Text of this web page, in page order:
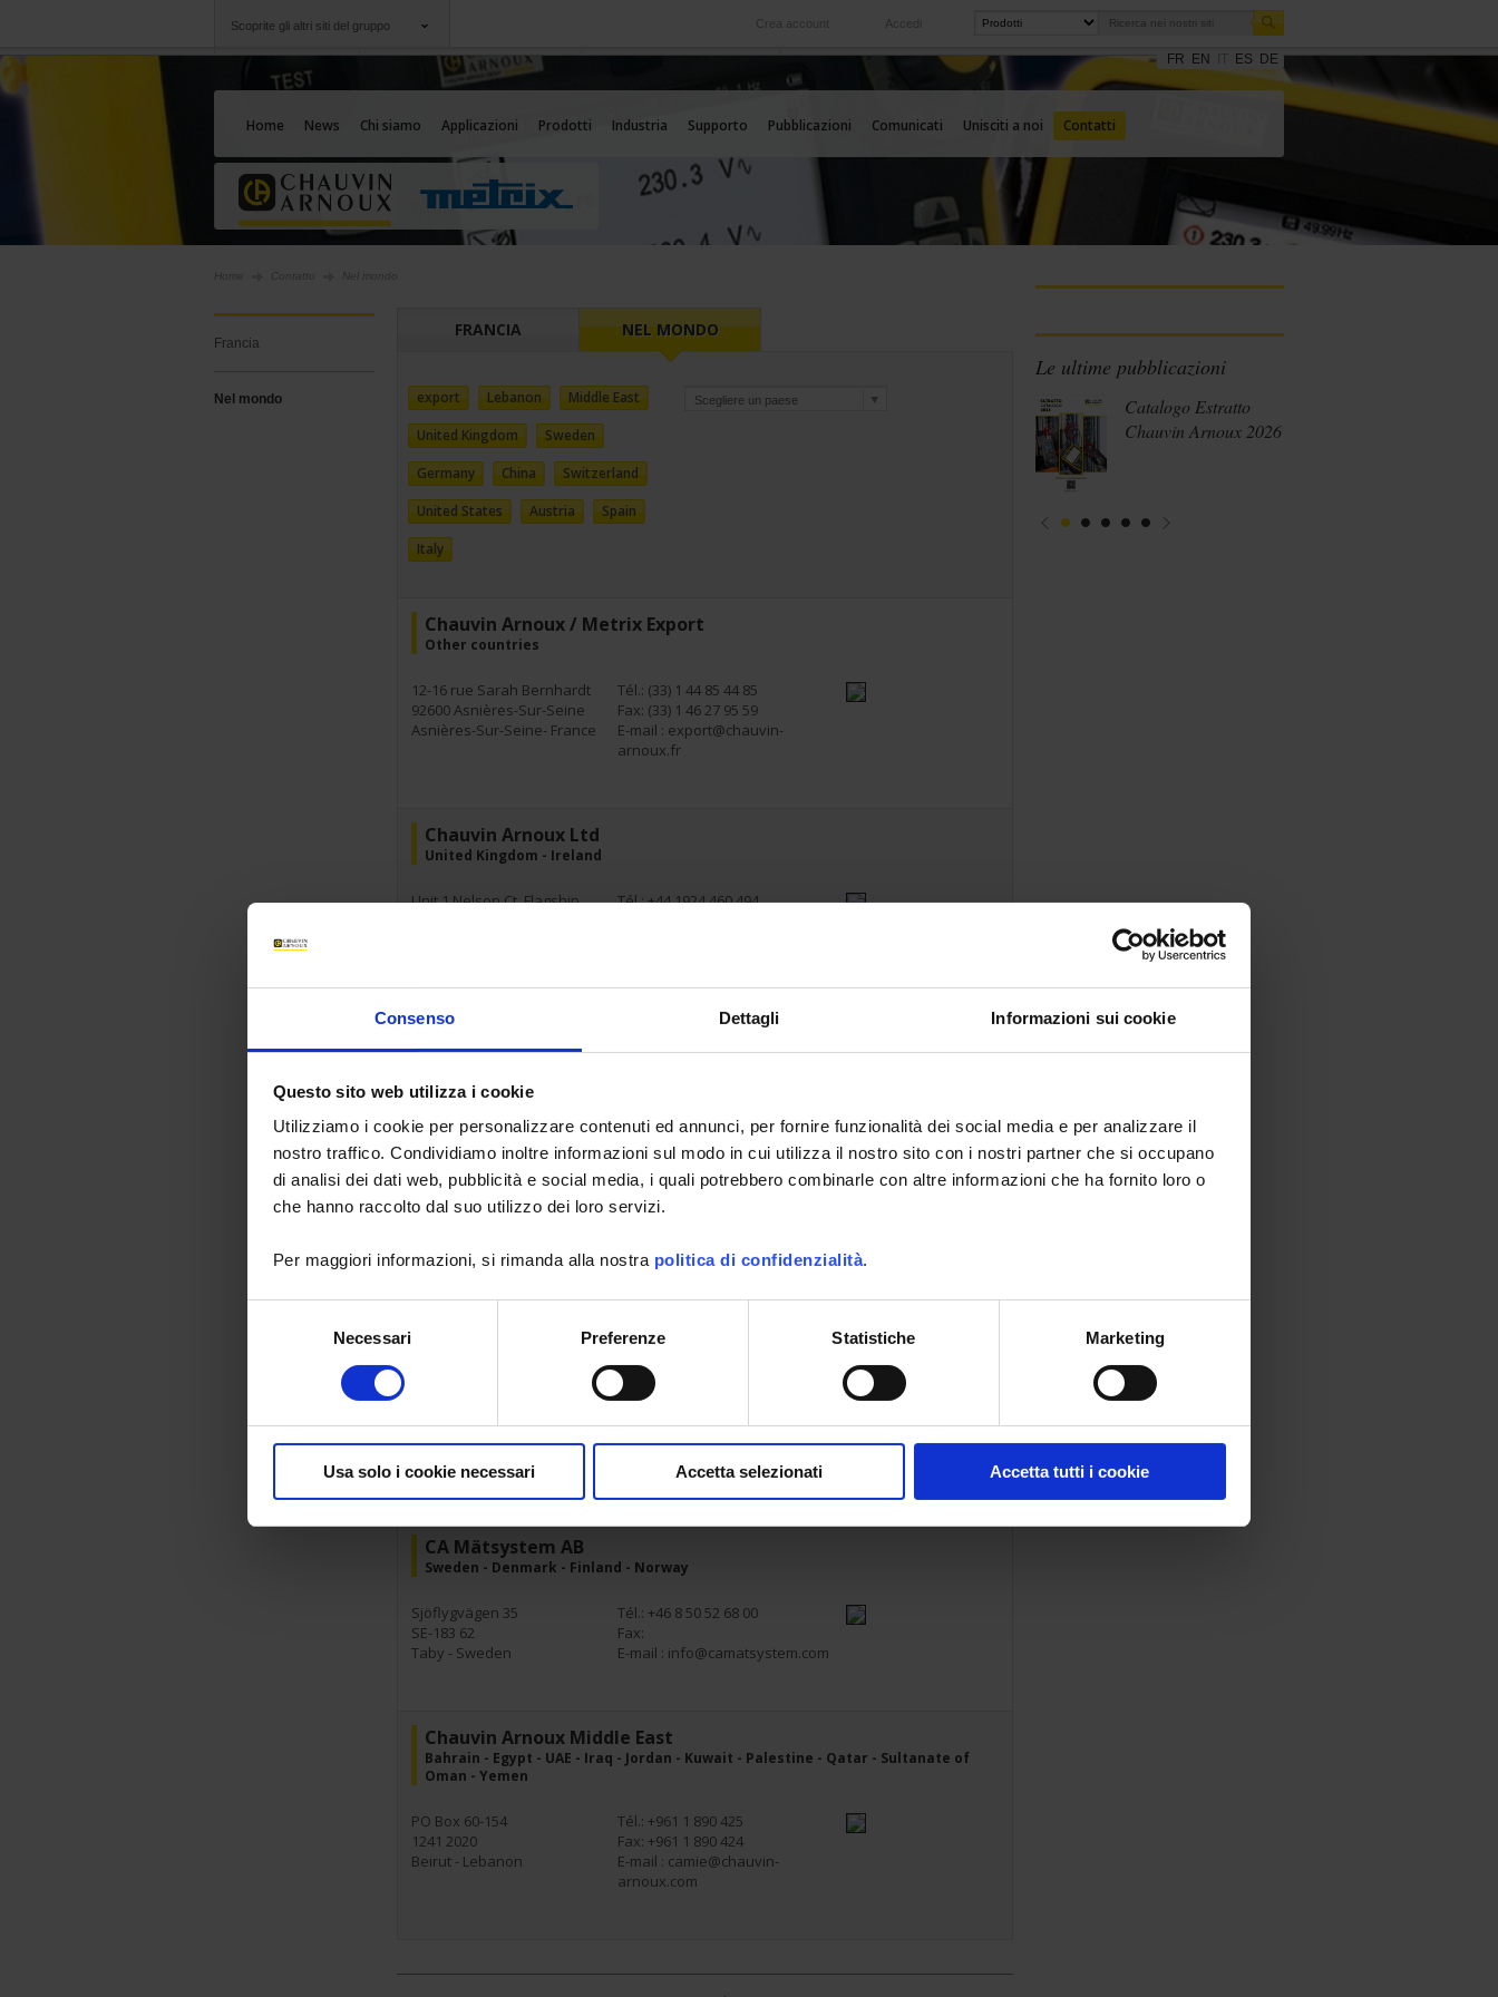
Consenso Dettagli Informazioni sui cookie
Questo sito web utilizza i cookie
Utilizziamo i cookie per personalizzare contenuti ed annunci, per fornire funzionalità dei social media e per analizzare il
nostro traffico. Condividiamo inoltre informazioni sul modo in cui utilizza il nostro sito con i nostri partner che si occupano
di analisi dei dati web, pubblicità e social media, i quali potrebbero combinarle con altre informazioni che ha fornito loro o
che hanno raccolto dal suo utilizzo dei loro servizi.
Per maggiori informazioni, si rimanda alla nostra politica di confidenzialità.
Necessari Preferenze Statistiche Marketing
Usa solo i cookie necessari Accetta selezionati Accetta tutti i cookie
Scoprite gli altri siti del gruppo Accedi
Crea account
Chauvin Arnoux
Un'offerta al vostro servizio
Le nostre filiali all'estero
FR EN ES DE
Home News Chi siamo Applicazioni Prodotti Industria Supporto Pubblicazioni Comunicati Unisciti a noi Contatti
Home Contatto Nel mondo
Francia
Nel mondo
FRANCIA NEL MONDO
export Lebanon
Middle East
United Kingdom
Sweden
Germany
China
Switzerland
United States
Austria
Spain
Italy
Chauvin Arnoux / Metrix Export
Other countries
12-16 rue Sarah Bernhardt
92600 Asnières-Sur-Seine
Asnières-Sur-Seine- France
Tél.: (33) 1 44 85 44 85
Fax: (33) 1 46 27 95 59
E-mail : export@chauvin-
arnoux.fr
Chauvin Arnoux Ltd
United Kingdom - Ireland
Unit 1 Nelson Ct, Flagship
Tél.: +44 1924 460 494
China - Taiwan - Hong Kong
Gemdale Viseen Minhang
Technilogy & Industrial Park
Project 3 FLOOR, 23
BUILDING,
1288 ZHONGCHUN
Shanghai 201199 - China
Tél.: +86 21 65 21 51 96
Fax: +86 21 65 21 61 07
E-mail :
info@chauvin-
arnoux.com.cn
Chauvin Arnoux Inc
Faraday Drive
NH 03820
Dover - USA
Tél.: +1 (603) 749-6434 (Ext. 520)
Fax: +1 (603) 742-2346
E-mail :sales@aemc.com
CA Mätsystem AB
Sweden - Denmark - Finland - Norway
Sjöflygvägen 35
SE-183 62
Taby - Sweden
Tél.: +46 8 50 52 68 00
Fax:
E-mail : info@camatsystem.com
Chauvin Arnoux Middle East
Bahrain - Egypt - UAE - Iraq - Jordan - Kuwait - Palestine - Qatar - Sultanate of
Oman - Yemen
PO Box 60-154
1241 2020
Beirut - Lebanon
Tél.: +961 1 890 425
Fax: +961 1 890 424
E-mail : camie@chauvin-
arnoux.com
Le ultime pubblicazioni
Catalogo Estratto
Chauvin Arnoux 2026